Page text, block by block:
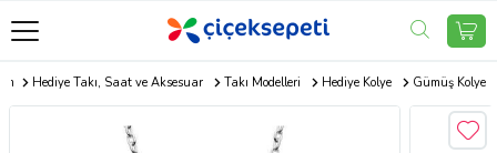
Hediye Takı, Saat ve Aksesuar Takı Modelleri Hediye Kolye Gümüş Kolye